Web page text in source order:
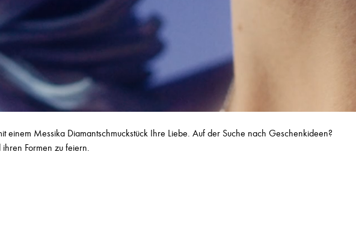
einem Messika Diamantschmuckstück Ihre Liebe. Auf der Suche nach Geschenkideen?
Formen zu feiern.